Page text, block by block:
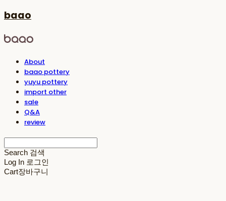
baao
About
baao pottery
yuyu pottery
import other
sale
Q&A
review
Search 검색
Log In 로그인
Cart장바구니